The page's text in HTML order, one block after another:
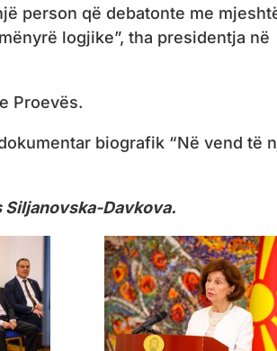
person që debatonte me
logjike”, tha presidentja në
Proevës.
biografik “Në vend të
Davkova.